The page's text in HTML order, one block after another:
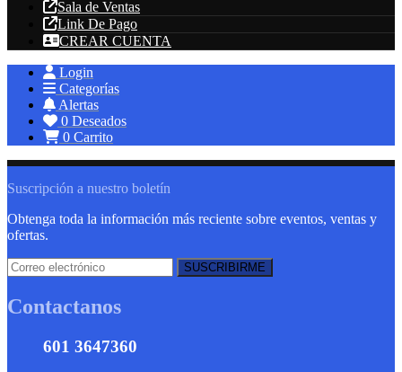
Sala de Ventas
Link De Pago
CREAR CUENTA
Login
Categorías
Alertas
0 Deseados
0 Carrito
Suscripción a nuestro boletín
Obtenga toda la información más reciente sobre eventos, ventas y
ofertas.
Contactanos
601 3647360